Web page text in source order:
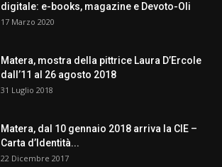
digitale: e-books, magazine e Devoto-Oli
17 Marzo 2020
Matera, mostra della pittrice Laura D’Ercole
dall’11 al 26 agosto 2018
31 Luglio 2018
Matera, dal 10 gennaio 2018 arriva la CIE –
Carta d’Identità...
22 Dicembre 2017